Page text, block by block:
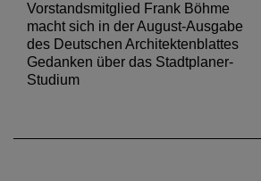
Vorstandsmitglied Frank Böhme
macht sich in der August-Ausgabe
des Deutschen Architektenblattes
Gedanken über das Stadtplaner-
Studium